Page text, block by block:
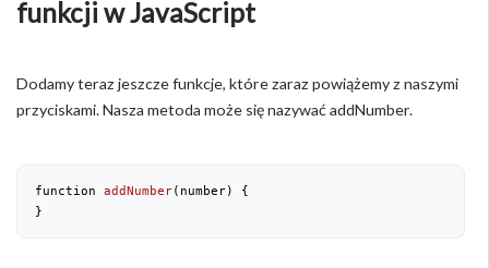
funkcji w JavaScript
Dodamy teraz jeszcze funkcje, które zaraz powiążemy z naszymi
przyciskami. Nasza metoda może się nazywać addNumber.
function addNumber( number) {
}